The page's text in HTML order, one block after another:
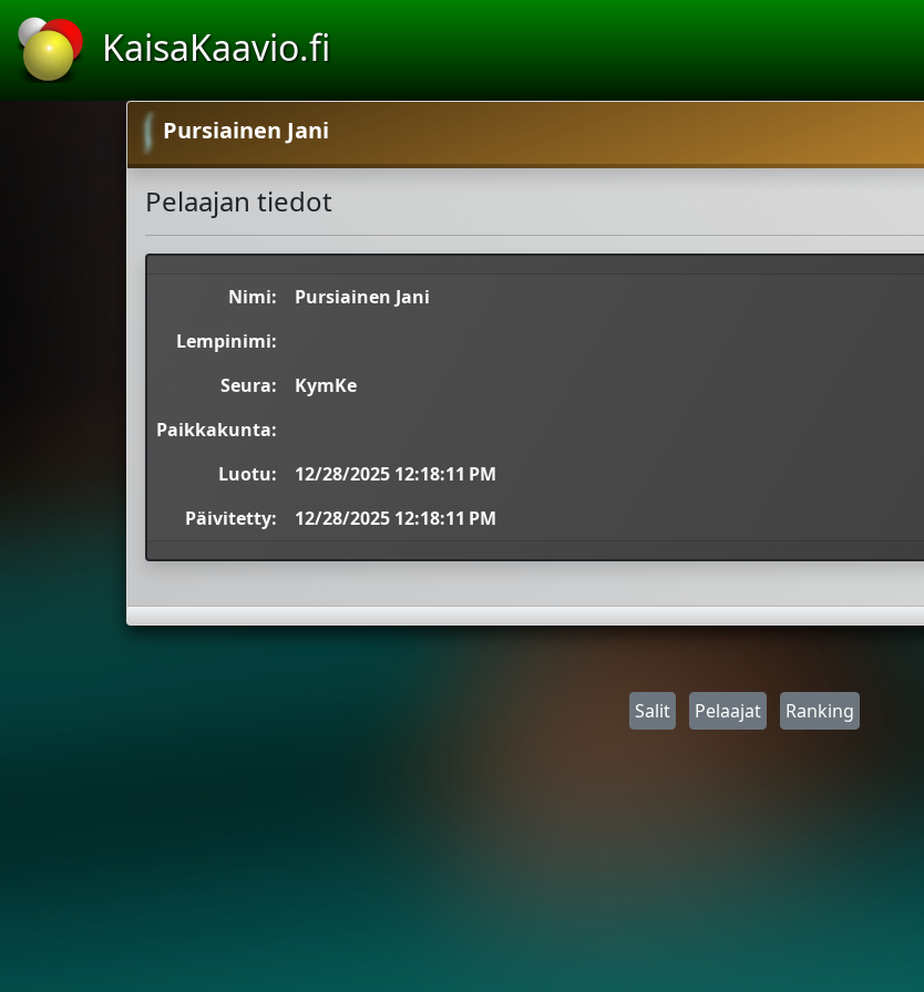
KaisaKaavio.fi
Pursiainen Jani
Pelaajan tiedot
Nimi:
Pursiainen Jani
Lempinimi:
Seura:
KymKe
Paikkakunta:
Luotu:
12/28/2025 12:18:11 PM
Päivitetty:
12/28/2025 12:18:11 PM
Salit Pelaajat Ranking